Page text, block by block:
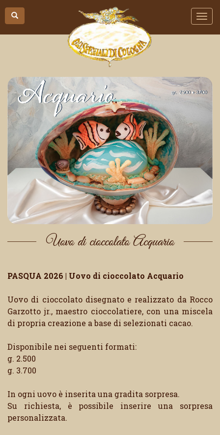
Uovo di cioccolato Acquario
PASQUA 2026 | Uovo di cioccolato Acquario
Uovo di cioccolato disegnato e realizzato da Rocco
Garzotto jr., maestro cioccolatiere, con una miscela
di propria creazione a base di selezionati cacao.
Disponibile nei seguenti formati:
g. 2.500
g. 3.700
In ogni uovo è inserita una gradita sorpresa.
Su richiesta, è possibile inserire una sorpresa
personalizzata.